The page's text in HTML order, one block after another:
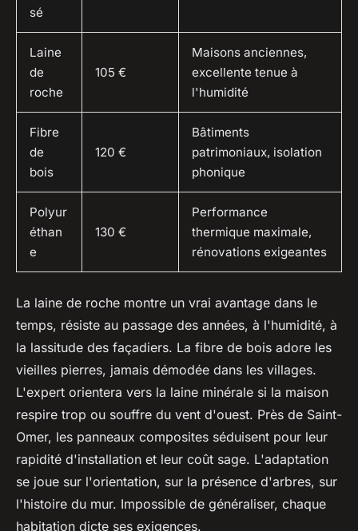
sé
Laine
de
roche
105 €
Maisons anciennes,
excellente tenue à
l'humidité
Fibre
de
bois
120 €
Bâtiments
patrimoniaux, isolation
phonique
Polyur
éthan
e
130 €
Performance
thermique maximale,
rénovations exigeantes
La laine de roche montre un vrai avantage dans le
temps, résiste au passage des années, à l'humidité, à
la lassitude des façadiers. La fibre de bois adore les
vieilles pierres, jamais démodée dans les villages.
L'expert orientera vers la laine minérale si la maison
respire trop ou souffre du vent d'ouest. Près de Saint-
Omer, les panneaux composites séduisent pour leur
rapidité d'installation et leur coût sage. L'adaptation
se joue sur l'orientation, sur la présence d'arbres, sur
l'histoire du mur. Impossible de généraliser, chaque
habitation dicte ses exigences.